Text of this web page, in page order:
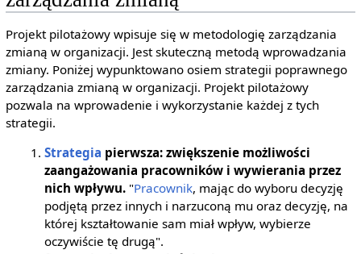
Projekt pilotażowy wpisuje się w metodologię zarządzania
zmianą w organizacji. Jest skuteczną metodą wprowadzania
zmiany. Poniżej wypunktowano osiem strategii poprawnego
zarządzania zmianą w organizacji. Projekt pilotażowy
pozwala na wprowadenie i wykorzystanie każdej z tych
strategii.
Strategia pierwsza: zwiększenie możliwości
zaangażowania pracowników i wywierania przez
nich wpływu. "Pracownik, mając do wyboru decyzję
podjętą przez innych i narzuconą mu oraz decyzję, na
której kształtowanie sam miał wpływ, wybierze
oczywiście tę drugą".